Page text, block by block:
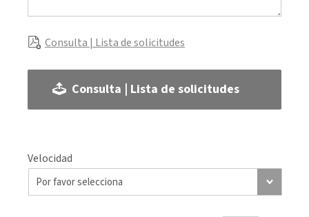
Consulta | Lista de solicitudes
Consulta | Lista de solicitudes
Velocidad